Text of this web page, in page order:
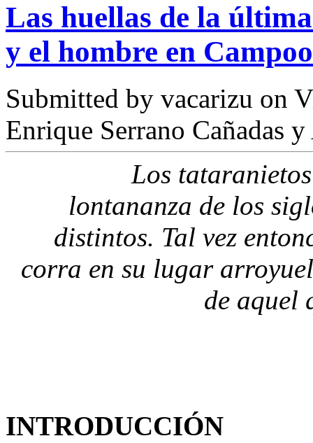
Las huellas de la
y el hombre en Campoo
Submitted by vacarizu on
Enrique Serrano Cañadas
Los
lontananza de los
distintos. Tal vez
corra en su lugar
de aquel
INTRODUCCIÓN